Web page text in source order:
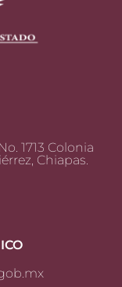
1713 Colonia
Chiapas.